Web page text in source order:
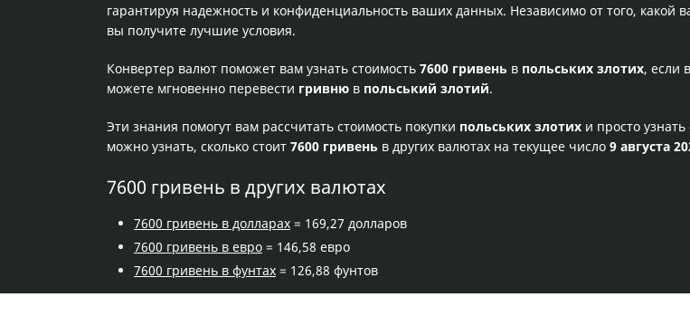
гарантируя надежность и конфиденциальность ваших данных. Независимо от того,
вы получите лучшие условия.
Конвертер валют поможет вам узнать стоимость 7600 гривень в польських злотих, если
можете мгновенно перевести гривню в польський злотий.
Эти знания помогут вам рассчитать стоимость покупки польських злотих и просто
можно узнать, сколько стоит 7600 гривень в других валютах на текущее число 9 августа
7600 гривень в других валютах
7600 гривень в долларах = 169,27 долларов
7600 гривень в евро = 146,58 евро
7600 гривень в фунтах = 126,88 фунтов